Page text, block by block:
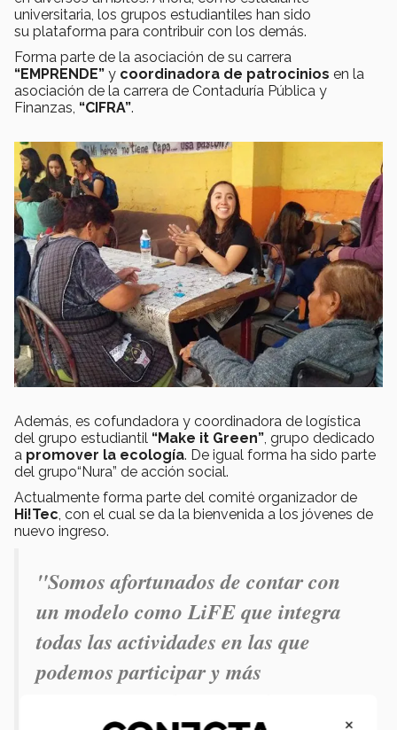
universitaria, los grupos estudiantiles han sido
su plataforma para contribuir con los demás.
Forma parte de la asociación de su carrera
“EMPRENDE” y coordinadora de patrocinios en la
asociación de la carrera de Contaduría Pública y
Finanzas, “CIFRA”.
Además, es cofundadora y coordinadora de logística
del grupo estudiantil “Make it Green” , grupo dedicado
a promover la ecología. De igual forma ha sido parte
del grupo“Nura” de acción social.
Actualmente forma parte del comité organizador de
Hi!Tec , con el cual se da la bienvenida a los jóvenes de
nuevo ingreso.
"Somos afortunados de contar con
un modelo como LiFEque integra
todas las actividades en las que
podemos participar y más
×